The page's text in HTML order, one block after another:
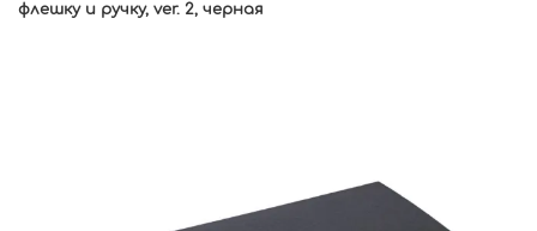
флешку и ручку, ver. 2, черная